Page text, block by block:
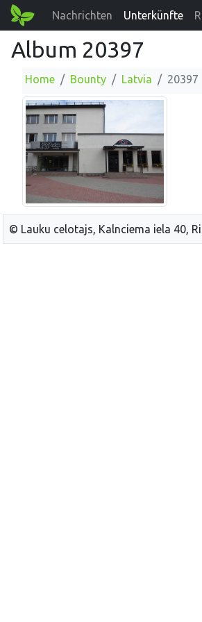
Nachrichten Unterkünfte
Album 20397
Home Bounty Latvia 20397
© Lauku celotajs, Kalnciema iela 40,